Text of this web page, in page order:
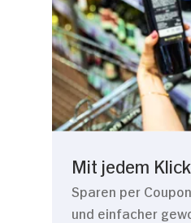
Mit jedem
Sparen per
und einfacher